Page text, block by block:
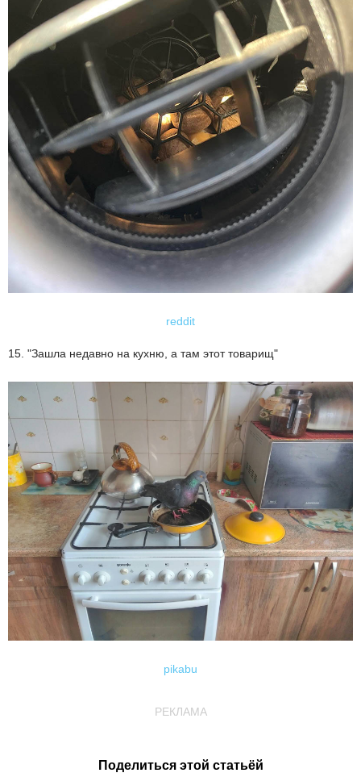
reddit
15. "Зашла недавно на кухню, а там этот товарищ"
pikabu
РЕКЛАМА
Поделиться этой статьёй